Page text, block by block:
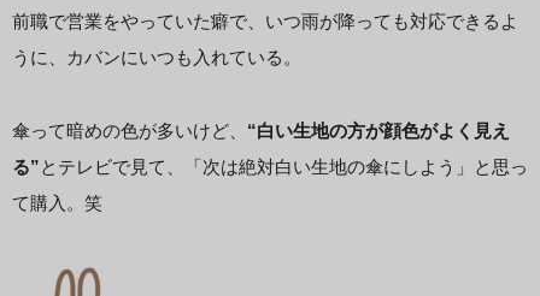
前職で営業をやっていた癖で、いつ雨が降っても対応できるよ
うに、カバンにいつも入れている。
傘って暗めの色が多いけど、 “白い生地の方が顔色がよく見え
る”とテレビで見て、「次は絶対白い生地の傘にしよう」と思っ
て購入。笑